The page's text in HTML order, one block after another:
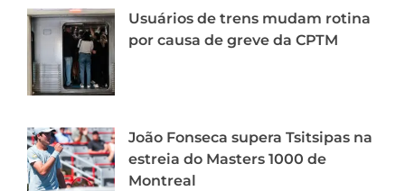
Usuários de trens mudam rotina
por causa de greve da CPTM
João Fonseca supera Tsitsipas na
estreia do Masters 1000 de
Montreal